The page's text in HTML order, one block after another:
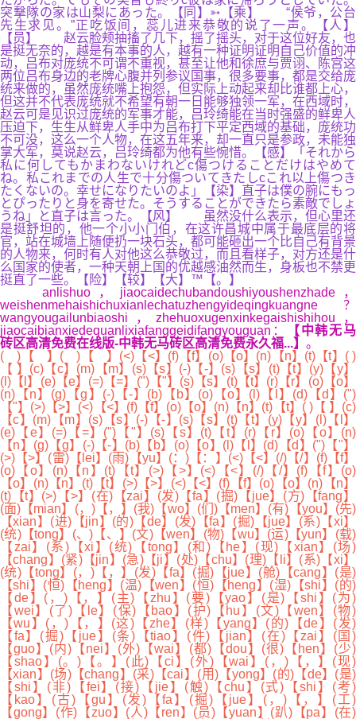
突撃隊の家は山梨にあった。【同】➳【乘】 “侯爷，公台
先生求见。”正吃饭间，蕊儿进来恭敬的说了一声。【人】
【员】 赵云脸颊抽搐了几下，摇了摇头，对于这位好友，也
是挺无奈的，越是有本事的人，越有一种证明证明自己价值的冲
动，吕布对庞统不可谓不重视，甚至让他和徐庶与贾诩、陈宫这
两位吕布身边的老牌心腹并列参议国事，很多要事，都是交给庞
统来做的，虽然庞统嘴上抱怨，但实际上动起来却比谁都上心，
但这并不代表庞统就不希望有朝一日能够独领一军，在西域时，
赵云可是见识过庞统的军事才能，吕玲绮能在当时强盛的鲜卑人
压迫下，生生从鲜卑人手中为吕布打下平定西域的基础，庞统功
不可没，这么一个人物，在这五年来，却一直只是参政，未能独
掌大军，莫说赵云，吕玲绮都为他有些惋惜。【感】「それから
私に何してもかまわないけれどc傷つけることだけはやめて
ね。私これまでの人生で十分傷ついてきたしcこれ以上傷つき
たくないの。幸せになりたいのよ」【染】直子は僕の腕にもっ
とぴったりと身を寄せた。そうすることができたら素敵でしょ
うね」と直子は言った。【风】 虽然没什么表示，但心里还
是挺舒坦的，他一个小小门伯，在这许昌城中属于最底层的将
官，站在城墙上随便扔一块石头，都可能砸出一个比自己有背景
的人物来，何时有人对他这么恭敬过，而且看样子，对方还是什
么国家的使者，一种天朝上国的优越感油然而生，身板也不禁更
挺直了一些。【险】【较】【大】™【。】
anlishuo，jiaocaidechubandoushiyoushenzhade，
weishenmehaishichuxianlechatuzhengyideqingkuangne？
wangyougailunbiaoshi，zhehuoxugenxinkegaishishihou，
jiaocaibianxiedequanlixiafanggeidifangyouguan：
【中韩无马
砖区高清免费在线版-中韩无马砖区高清免费永久福...】 。
( )【 】( )【 】(<)【<】(f)【f】(o)【o】(n)【n】(t)【t】( )
【 】(c)【c】(m)【m】(s)【s】(-)【-】(s)【s】(t)【t】(y)【y】
(l)【l】(e)【e】(=)【=】(")【"】(s)【s】(t)【t】(r)【r】(o)【o】
(n)【n】(g)【g】(-)【-】(b)【b】(o)【o】(l)【l】(d)【d】(")
【"】(>)【>】(<)【<】(f)【f】(o)【o】(n)【n】(t)【t】( )【 】(c)
【c】(m)【m】(s)【s】(-)【-】(s)【s】(t)【t】(y)【y】(l)【l】
(e)【e】(=)【=】(")【"】(s)【s】(t)【t】(r)【r】(o)【o】(n)
【n】(g)【g】(-)【-】(b)【b】(o)【o】(l)【l】(d)【d】(")【"】
(>)【>】(雷)【lei】(雨)【yu】(：)【：】(<)【<】(/)【/】(f)【f】
(o)【o】(n)【n】(t)【t】(>)【>】(<)【<】(/)【/】(f)【f】(o)
【o】(n)【n】(t)【t】(>)【>】(<)【<】(f)【f】(o)【o】(n)【n】
(t)【t】(>)【>】(在)【zai】(发)【fa】(掘)【jue】(方)【fang】
(面)【mian】(，)【，】(我)【wo】(们)【men】(有)【you】(先)
【xian】(进)【jin】(的)【de】(发)【fa】(掘)【jue】(系)【xi】
(统)【tong】(、)【、】(文)【wen】(物)【wu】(运)【yun】(载)
【zai】(系)【xi】(统)【tong】(和)【he】(现)【xian】(场)
【chang】(紧)【jin】(急)【ji】(处)【chu】(理)【li】(系)【xi】
(统)【tong】(，)【，】(发)【fa】(掘)【jue】(舱)【cang】(是)
【shi】(恒)【heng】(温)【wen】(恒)【heng】(湿)【shi】(的)
【de】(，)【，】(主)【zhu】(要)【yao】(是)【shi】(为)
【wei】(了)【le】(保)【bao】(护)【hu】(文)【wen】(物)
【wu】(，)【，】(这)【zhe】(样)【yang】(的)【de】(发)
【fa】(掘)【jue】(条)【tiao】(件)【jian】(在)【zai】(国)
【guo】(内)【nei】(外)【wai】(都)【dou】(很)【hen】(少)
【shao】(。)【。】(此)【ci】(外)【wai】(，)【，】(现)
【xian】(场)【chang】(采)【cai】(用)【yong】(的)【de】(是)
【shi】(非)【fei】(接)【jie】(触)【chu】(式)【shi】(考)
【kao】(古)【gu】(发)【fa】(掘)【jue】(，)【，】(工)
【gong】(作)【zuo】(人)【ren】(员)【yuan】(趴)【pa】(在)